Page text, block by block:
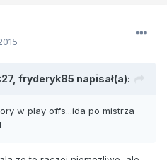
fryderyk85 napisał(a):
w play offs...ida po mistrza